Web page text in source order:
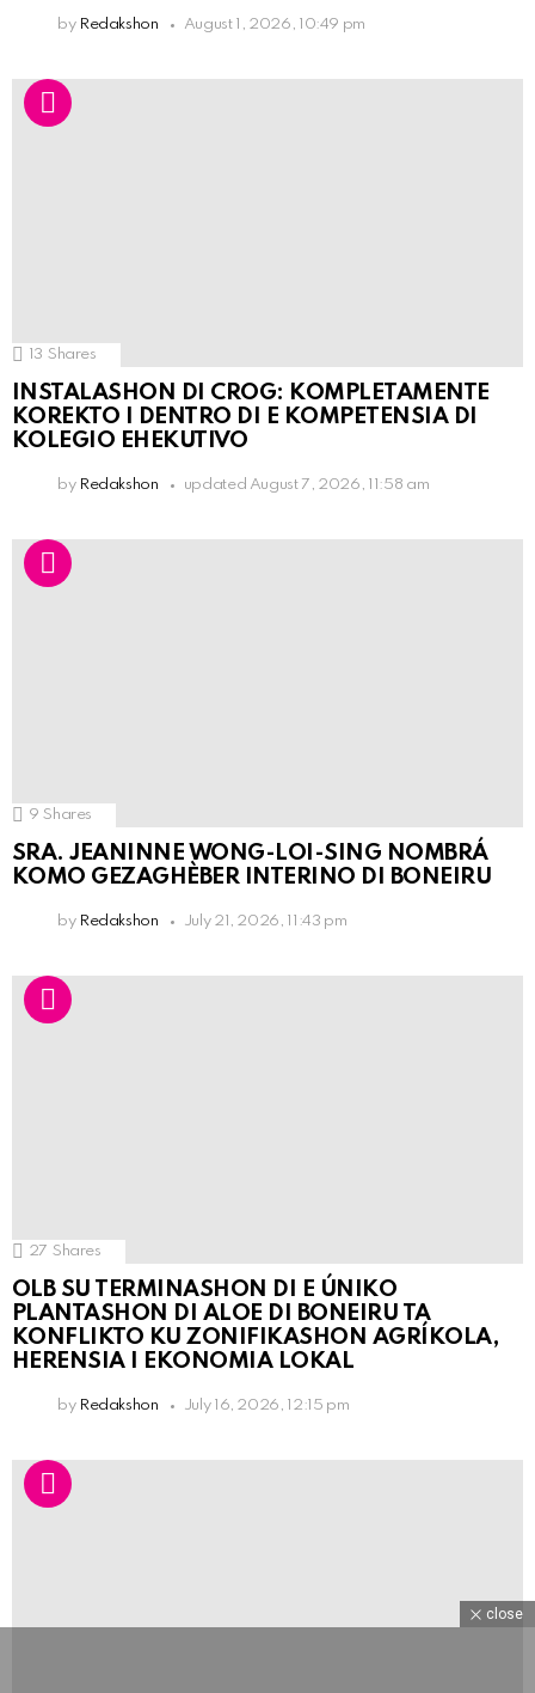
by Redakshon August 1, 2026, 10:49 pm
13 Shares
INSTALASHON DI CROG: KOMPLETAMENTE
KOREKTO I DENTRO DI E KOMPETENSIA DI
KOLEGIO EHEKUTIVO
by Redakshon updated August 7, 2026, 11:58 am
9 Shares
SRA. JEANINNE WONG-LOI-SING NOMBRÁ
KOMO GEZAGHÈBER INTERINO DI BONEIRU
by Redakshon July 21, 2026, 11:43 pm
27 Shares
OLB SU TERMINASHON DI E ÚNIKO
PLANTASHON DI ALOE DI BONEIRU TA
KONFLIKTO KU ZONIFIKASHON AGRÍKOLA,
HERENSIA I EKONOMIA LOKAL
by Redakshon July 16, 2026, 12:15 pm
close